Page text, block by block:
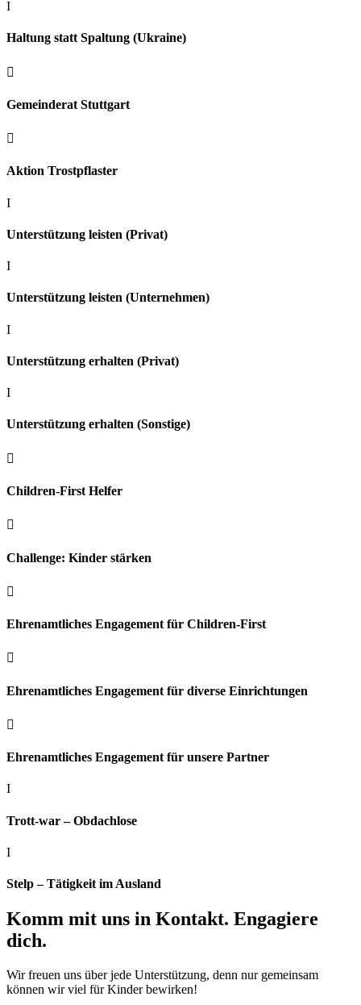
I
Haltung statt Spaltung (Ukraine)

Gemeinderat Stuttgart

Aktion Trostpflaster
I
Unterstützung leisten (Privat)
I
Unterstützung leisten (Unternehmen)
I
Unterstützung erhalten (Privat)
I
Unterstützung erhalten (Sonstige)

Children-First Helfer

Challenge: Kinder stärken

Ehrenamtliches Engagement für Children-First

Ehrenamtliches Engagement für diverse Einrichtungen

Ehrenamtliches Engagement für unsere Partner
I
Trott-war – Obdachlose
I
Stelp – Tätigkeit im Ausland
Komm mit uns in Kontakt. Engagiere
dich.
Wir freuen uns über jede Unterstützung, denn nur gemeinsam
können wir viel für Kinder bewirken!